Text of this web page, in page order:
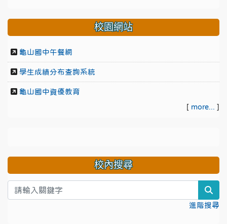
校園網站
龜山國中午餐網
學生成績分布查詢系統
龜山國中資優教育
[ more... ]
校內搜尋
進階搜尋